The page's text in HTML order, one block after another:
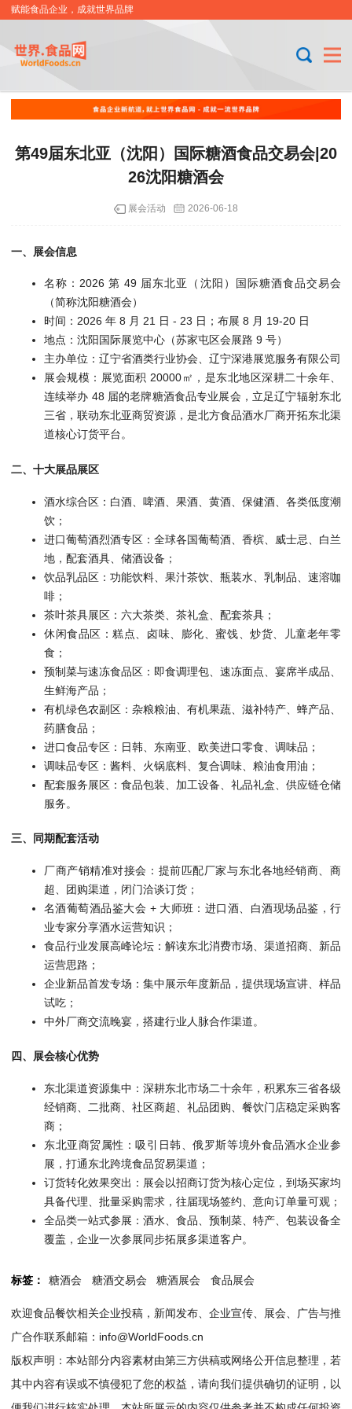
赋能食品企业，成就世界品牌
第49届东北亚（沈阳）国际糖酒食品交易会|20
26沈阳糖酒会
展会活动 2026-06-18
一、展会信息
名称：2026 第 49 届东北亚（沈阳）国际糖酒食品交易会
（简称沈阳糖酒会）
时间：2026 年 8 月 21 日 - 23 日；布展 8 月 19-20 日
地点：沈阳国际展览中心（苏家屯区会展路 9 号）
主办单位：辽宁省酒类行业协会、辽宁深港展览服务有限公司
展会规模：展览面积 20000㎡，是东北地区深耕二十余年、
连续举办 48 届的老牌糖酒食品专业展会，立足辽宁辐射东北
三省，联动东北亚商贸资源，是北方食品酒水厂商开拓东北渠
道核心订货平台。
二、十大展品展区
酒水综合区：白酒、啤酒、果酒、黄酒、保健酒、各类低度潮
饮；
进口葡萄酒烈酒专区：全球各国葡萄酒、香槟、威士忌、白兰
地，配套酒具、储酒设备；
饮品乳品区：功能饮料、果汁茶饮、瓶装水、乳制品、速溶咖
啡；
茶叶茶具展区：六大茶类、茶礼盒、配套茶具；
休闲食品区：糕点、卤味、膨化、蜜饯、炒货、儿童老年零
食；
预制菜与速冻食品区：即食调理包、速冻面点、宴席半成品、
生鲜海产品；
有机绿色农副区：杂粮粮油、有机果蔬、滋补特产、蜂产品、
药膳食品；
进口食品专区：日韩、东南亚、欧美进口零食、调味品；
调味品专区：酱料、火锅底料、复合调味、粮油食用油；
配套服务展区：食品包装、加工设备、礼品礼盒、供应链仓储
服务。
三、同期配套活动
厂商产销精准对接会：提前匹配厂家与东北各地经销商、商
超、团购渠道，闭门洽谈订货；
名酒葡萄酒品鉴大会 + 大师班：进口酒、白酒现场品鉴，行
业专家分享酒水运营知识；
食品行业发展高峰论坛：解读东北消费市场、渠道招商、新品
运营思路；
企业新品首发专场：集中展示年度新品，提供现场宣讲、样品
试吃；
中外厂商交流晚宴，搭建行业人脉合作渠道。
四、展会核心优势
东北渠道资源集中：深耕东北市场二十余年，积累东三省各级
经销商、二批商、社区商超、礼品团购、餐饮门店稳定采购客
商；
东北亚商贸属性：吸引日韩、俄罗斯等境外食品酒水企业参
展，打通东北跨境食品贸易渠道；
订货转化效果突出：展会以招商订货为核心定位，到场买家均
具备代理、批量采购需求，往届现场签约、意向订单量可观；
全品类一站式参展：酒水、食品、预制菜、特产、包装设备全
覆盖，企业一次参展同步拓展多渠道客户。
标签： 糖酒会 糖酒交易会 糖酒展会 食品展会
欢迎食品餐饮相关企业投稿，新闻发布、企业宣传、展会、广告与推
广合作联系邮箱：info@WorldFoods.cn
版权声明：本站部分内容素材由第三方供稿或网络公开信息整理，若
其中内容有误或不慎侵犯了您的权益，请向我们提供确切的证明，以